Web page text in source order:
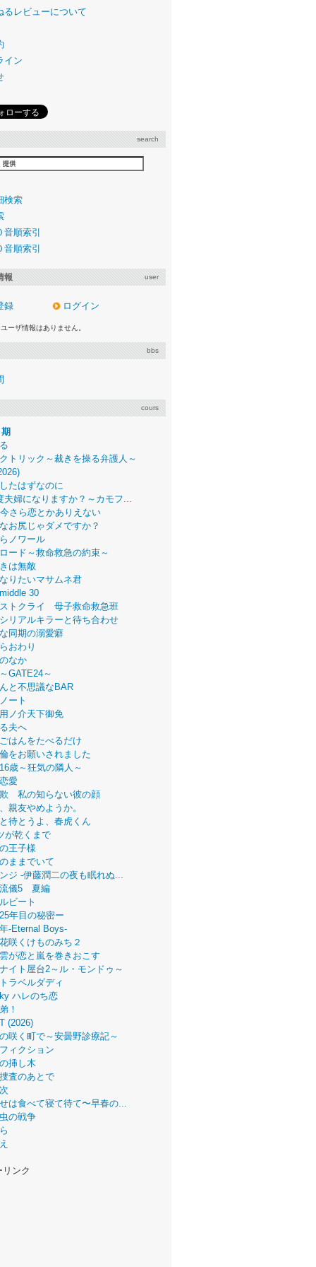
るレビューについて
イン
search
検索
順索引
順索引
報 user
録 ログイン
ーザ情報はありません。
bbs
cours
トリック～裁きを操る弁護人～
たはずなのに
夫婦になりますか？～カモフ...
さら恋とかありえない
お尻じゃダメですか？
ノワール
ード～救命救急の約束～
は無敵
りたいマサムネ君
30
トクライ 母子救命救急班
リアルキラーと待ち合わせ
同期の溺愛癖
おわり
なか
GATE24～
と不思議なBAR
ート
ノ介天下御免
夫へ
はんをたべるだけ
をお願いされました
歳～狂気の隣人～
愛
私の知らない彼の顔
親友やめようか。
待とうよ、春虎くん
が乾くまで
王子様
ままでいて
ジ -伊藤潤二の夜も眠れぬ...
儀5 夏編
ビート
年目の秘密ー
-Eternal Boys-
咲くけものみち２
が恋と嵐を巻きおこす
イト屋台2～ル・モンドゥ～
ラベルダディ
ハレのち恋
！
(2026)
咲く町で～安曇野診療記～
ィクション
挿し木
査のあとで
は食べて寝て待て〜早春の...
の戦争
ンク